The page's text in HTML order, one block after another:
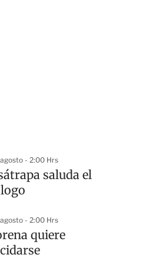
- 2:00 Hrs
saluda el
- 2:00 Hrs
quiere